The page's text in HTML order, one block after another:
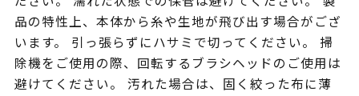
品の特性上、本体から糸や生地が飛び出す場合がござ
います。 引っ張らずにハサミで切ってください。 掃
除機をご使用の際、回転するブラシヘッドのご使用は
避けてください。 汚れた場合は、固く絞った布に薄